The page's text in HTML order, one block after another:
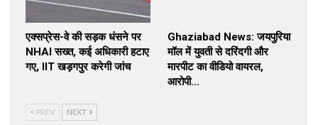
एक्सप्रेस-वे की सड़क धंसने पर
NHAI सख्त, कई अधिकारी हटाए
गए, IIT खड़गपुर करेगी जांच
Ghaziabad News: जयपुरिया
मॉल में युवती से दरिंदगी और
मारपीट का वीडियो वायरल,
आरोपी…
PREV NEXT